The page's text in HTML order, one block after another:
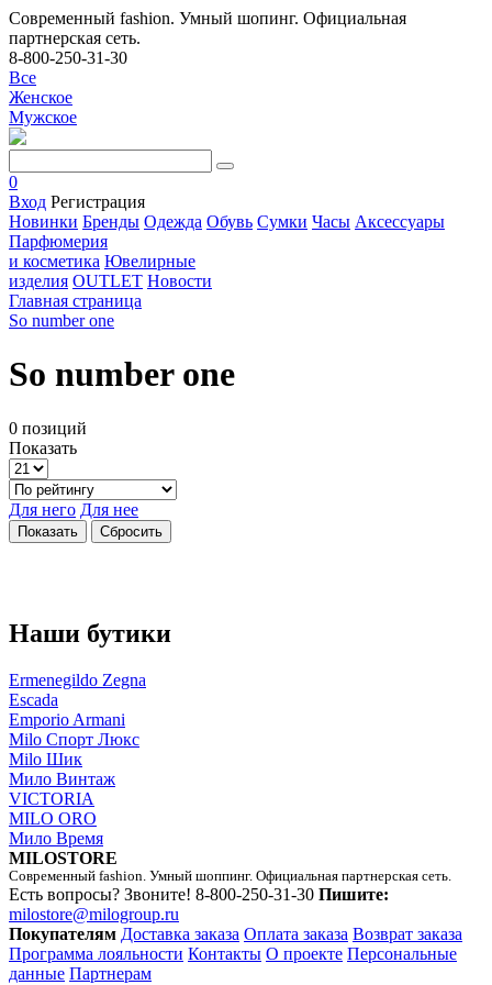
Современный fashion. Умный шопинг. Официальная
партнерская сеть.
8-800-250-31-30
Все
Женское
Мужское
0
Вход Регистрация
Новинки Бренды Одежда Обувь Сумки Часы Аксессуары
Парфюмерия
и косметика Ювелирные
изделия OUTLET Новости
Главная страница
So number one
So number one
0 позиций
Показать
Для него Для нее
Наши бутики
Ermenegildo Zegna
Escada
Emporio Armani
Milo Спорт Люкс
Milo Шик
Мило Винтаж
VICTORIA
MILO ORO
Мило Время
MILOSTORE
Современный fashion. Умный шоппинг. Официальная партнерская сеть.
Есть вопросы? Звоните! 8-800-250-31-30 Пишите:
milostore@milogroup.ru
Покупателям Доставка заказа Оплата заказа Возврат заказа
Программа лояльности Контакты О проекте Персональные
данные Партнерам